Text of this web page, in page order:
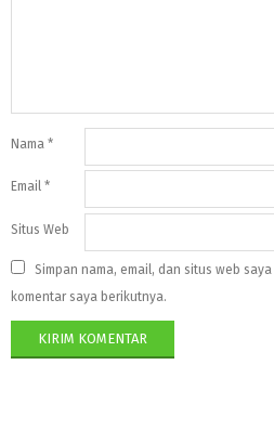
Nama *
Email *
Situs Web
Simpan nama, email, dan situs web
komentar saya berikutnya.